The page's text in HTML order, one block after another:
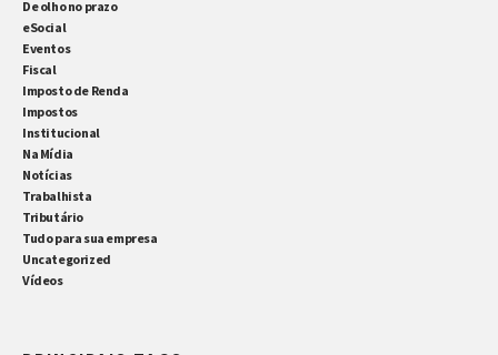
De olho no prazo
eSocial
Eventos
Fiscal
Imposto de Renda
Impostos
Institucional
Na Mídia
Notícias
Trabalhista
Tributário
Tudo para sua empresa
Uncategorized
Vídeos